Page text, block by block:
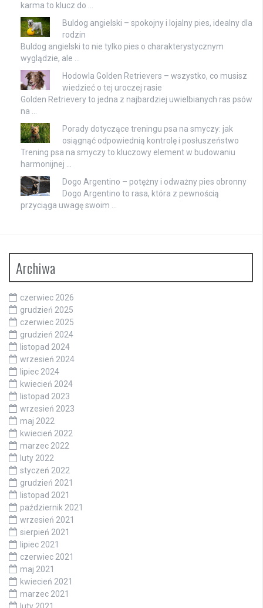
karma to klucz do …
Buldog angielski – spokojny i lojalny pies, idealny dla
rodzin
Buldog angielski to nie tylko pies o charakterystycznym
wyglądzie, ale …
Hodowla Golden Retrievers – wszystko, co musisz
wiedzieć o tej uroczej rasie
Golden Retrievery to jedna z najbardziej uwielbianych ras psów
na …
Porady dotyczące treningu psa na smyczy: jak
osiągnąć odpowiednią kontrolę i posłuszeństwo
Trening psa na smyczy to kluczowy element w budowaniu
harmonijnej …
Dogo Argentino – potężny i odważny pies obronny
Dogo Argentino to rasa, która z pewnością
przyciąga uwagę swoim …
Archiwa
czerwiec 2026
grudzień 2025
czerwiec 2025
grudzień 2024
listopad 2024
wrzesień 2024
lipiec 2024
kwiecień 2024
listopad 2023
wrzesień 2023
maj 2022
kwiecień 2022
marzec 2022
luty 2022
styczeń 2022
grudzień 2021
listopad 2021
październik 2021
wrzesień 2021
sierpień 2021
lipiec 2021
czerwiec 2021
maj 2021
kwiecień 2021
marzec 2021